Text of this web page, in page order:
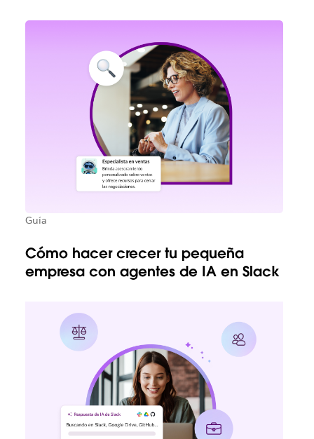
Guía
Cómo hacer crecer tu pequeña
empresa con agentes de IA en Slack